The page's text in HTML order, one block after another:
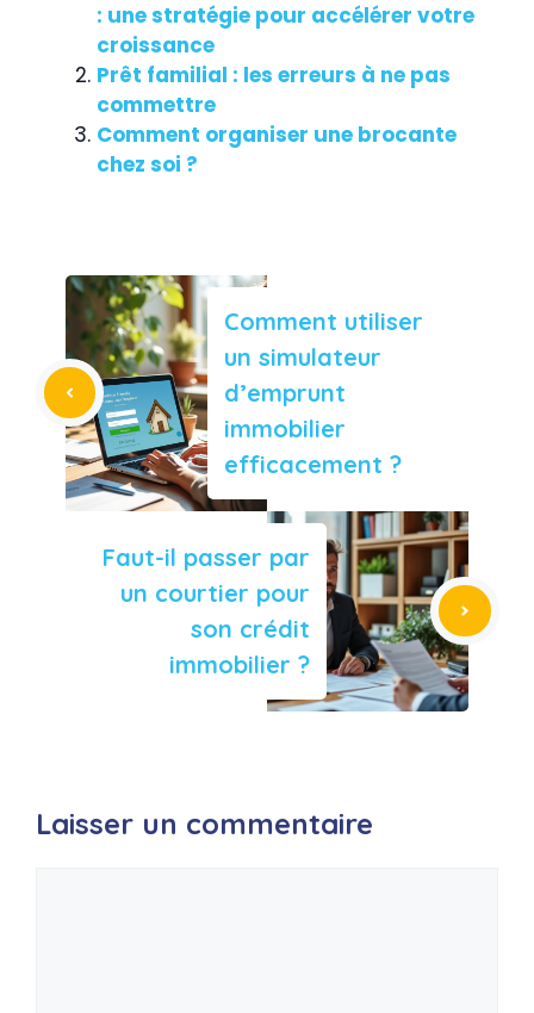
: une stratégie pour accélérer votre
croissance
Prêt familial : les erreurs à ne pas
commettre
Comment organiser une brocante
chez soi ?
Comment utiliser
un simulateur
d’emprunt
immobilier
efficacement ?
Faut-il passer par
un courtier pour
son crédit
immobilier ?
Laisser un commentaire